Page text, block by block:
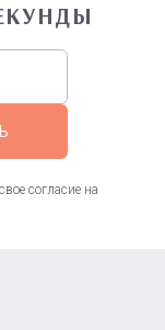
согласие на